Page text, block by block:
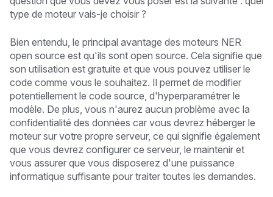
type de moteur vais-je choisir ?
Bien entendu, le principal avantage des moteurs NER
open source est qu'ils sont open source. Cela signifie que
son utilisation est gratuite et que vous pouvez utiliser le
code comme vous le souhaitez. Il permet de modifier
potentiellement le code source, d'hyperparamétrer le
modèle. De plus, vous n'aurez aucun problème avec la
confidentialité des données car vous devrez héberger le
moteur sur votre propre serveur, ce qui signifie également
que vous devrez configurer ce serveur, le maintenir et
vous assurer que vous disposerez d'une puissance
informatique suffisante pour traiter toutes les demandes.